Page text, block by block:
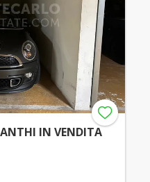
IN VENDITA